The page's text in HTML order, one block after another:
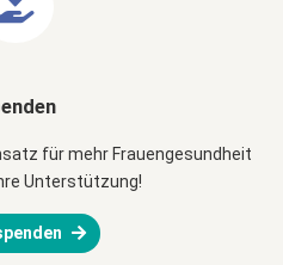
für mehr Frauengesundheit
Unterstützung!